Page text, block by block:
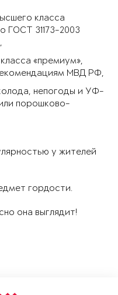
класса
ГОСТ 31173-2003
«премиум»,
МВД РФ,
непогоды и УФ-
порошково-
у жителей
гордости.
она выглядит!